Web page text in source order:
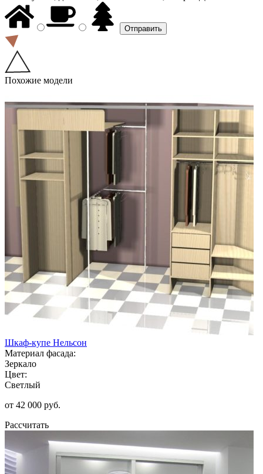
Похожие модели
Шкаф-купе Нельсон
Материал фасада:
Зеркало
Цвет:
Светлый
от 42 000 руб.
Рассчитать